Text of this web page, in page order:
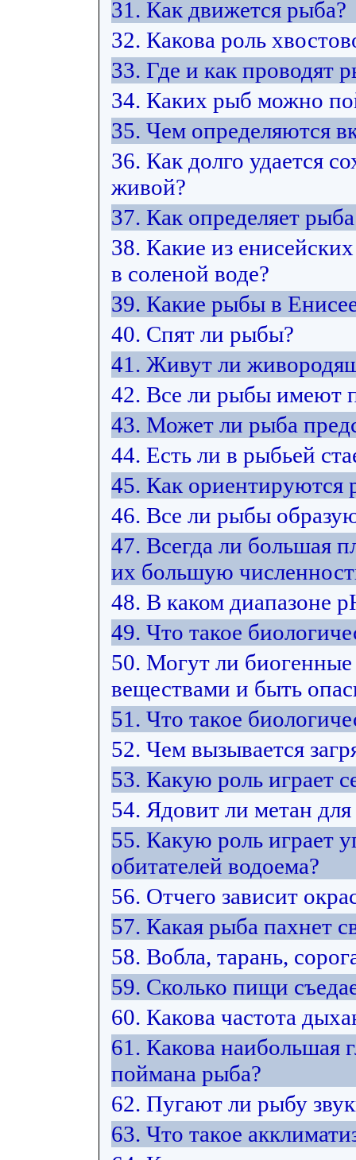
31. Как движется рыба?
32. Какова роль
33. Где и как проводят
34. Каких рыб можно
35. Чем определяются
36. Как долго удается
живой?
37. Как определяет
38. Какие из
в соленой воде?
39. Какие рыбы в
40. Спят ли рыбы?
41. Живут ли
42. Все ли рыбы имеют
43. Может ли рыба
44. Есть ли в рыбьей
45. Как ориентируются
46. Все ли рыбы
47. Всегда ли большая
их большую
48. В каком диапазоне
49. Что такое
50. Могут ли
веществами и быть
51. Что такое
52. Чем вызывается
53. Какую роль играет
54. Ядовит ли метан
55. Какую роль играет
обитателей водоема?
56. Отчего зависит
57. Какая рыба пахнет
58. Вобла, тарань,
59. Сколько пищи
60. Какова частота
61. Какова наибольшая
поймана рыба?
62. Пугают ли рыбу
63. Что такое